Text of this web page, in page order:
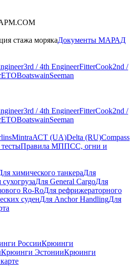
стажа морякаДокументы МАРАД
3rd / 4th EngineerFitterCook2nd /
ETOBoatswainSeeman
3rd / 4th EngineerFitterCook2nd /
ETOBoatswainSeeman
MintraАСТ (UA)Delta (RU)Compass
Правила МППСС, огни и
химического танкераДля
сухогрузаДля General CargoДля
Ro-RoДля рефрижераторного
суденДля Anchor HandlingДля
РоссииКрюинги
Крюинги ЭстонииКрюинги